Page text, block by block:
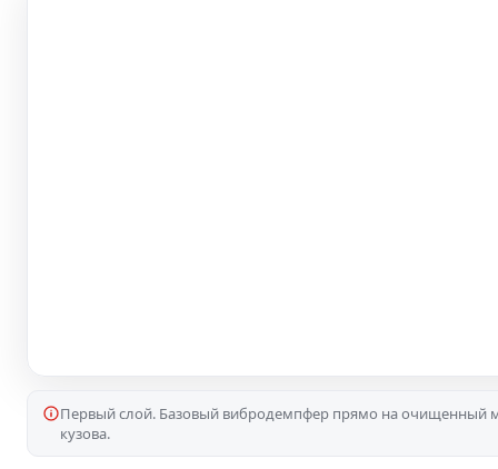
Первый слой. Базовый вибродемпфер прямо на очищенный
кузова.